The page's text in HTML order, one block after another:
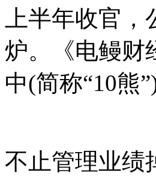
上半年收官
炉。《电鳗财
中(简称“10熊
不止管理业绩